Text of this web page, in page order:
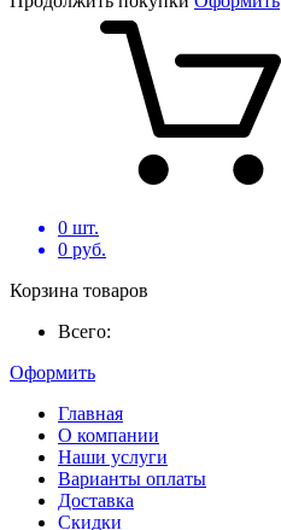
0 шт.
0 руб.
Корзина товаров
Всего:
Оформить
Главная
О компании
Наши услуги
Варианты оплаты
Доставка
Скидки